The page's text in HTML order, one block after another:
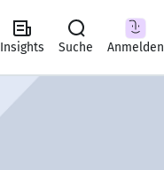
Insights Suche Anmelden